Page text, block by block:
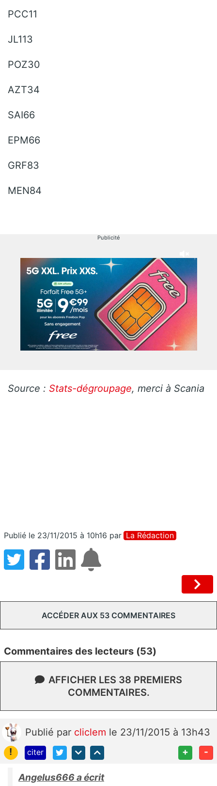
PCC11
JL113
POZ30
AZT34
SAI66
EPM66
GRF83
MEN84
Publicité
Source : Stats-dégroupage, merci à Scania
Publié le 23/11/2015 à 10h16 par La Rédaction
ACCÉDER AUX 53 COMMENTAIRES
Commentaires des lecteurs (53)
AFFICHER LES 38 PREMIERS
COMMENTAIRES.
Publié par cliclem le 23/11/2015 à 13h43
!
citer + -
Angelus666 a écrit